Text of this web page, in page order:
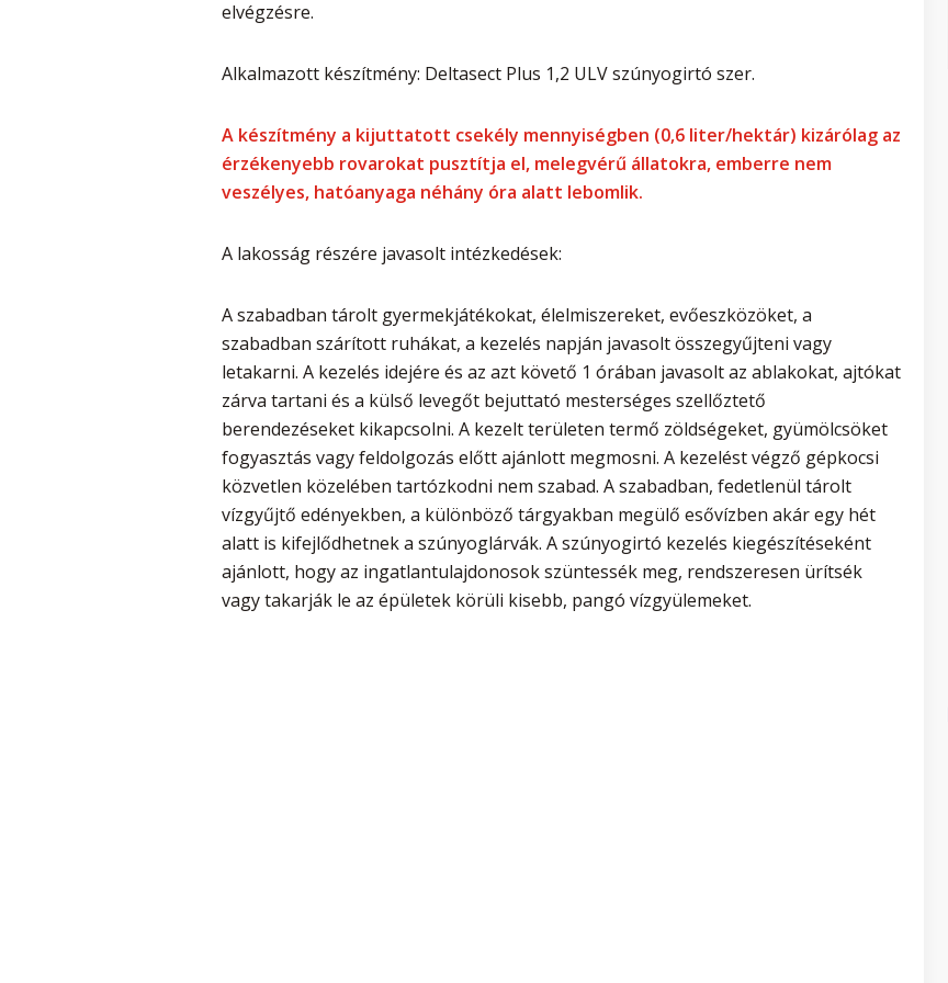
elvégzésre.
Alkalmazott készítmény: Deltasect Plus 1,2 ULV szúnyogirtó szer.
A készítmény a kijuttatott csekély mennyiségben (0,6 liter/hektár) kizárólag az
érzékenyebb rovarokat pusztítja el, melegvérű állatokra, emberre nem
veszélyes, hatóanyaga néhány óra alatt lebomlik.
A lakosság részére javasolt intézkedések:
A szabadban tárolt gyermekjátékokat, élelmiszereket, evőeszközöket, a
szabadban szárított ruhákat, a kezelés napján javasolt összegyűjteni vagy
letakarni. A kezelés idejére és az azt követő 1 órában javasolt az ablakokat, ajtókat
zárva tartani és a külső levegőt bejuttató mesterséges szellőztető
berendezéseket kikapcsolni. A kezelt területen termő zöldségeket, gyümölcsöket
fogyasztás vagy feldolgozás előtt ajánlott megmosni. A kezelést végző gépkocsi
közvetlen közelében tartózkodni nem szabad. A szabadban, fedetlenül tárolt
vízgyűjtő edényekben, a különböző tárgyakban megülő esővízben akár egy hét
alatt is kifejlődhetnek a szúnyoglárvák. A szúnyogirtó kezelés kiegészítéseként
ajánlott, hogy az ingatlantulajdonosok szüntessék meg, rendszeresen ürítsék
vagy takarják le az épületek körüli kisebb, pangó vízgyülemeket.